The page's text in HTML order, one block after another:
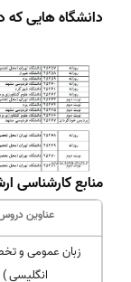
دانشگاه هایی که
منابع کارشناسی
عناوین
زبان عمومی و
انگلیسی )